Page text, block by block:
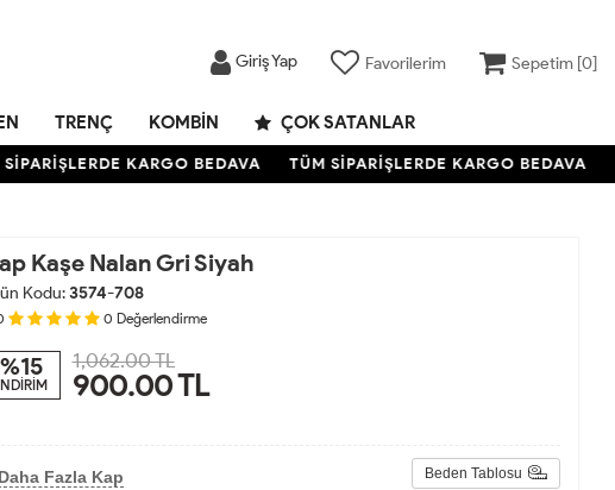
Giriş Yap Favorilerim Sepetim [0]
TRENÇ KOMBIN ÇOK SATANLAR
KARGO BEDAVA TÜM SİPARİŞLERDE KARGO BEDAVA
Kaşe Nalan Gri Siyah
Kodu:3574-708
0 Değerlendirme
%15 1,062.00 TL
900.00TL
Daha Fazla Kap Beden Tablosu